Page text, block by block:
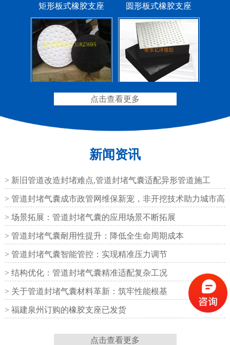
铁路盆式支座 公路盆式橡胶支座
抗震盆式支座
C40、60、80型桥梁伸
F40、60、80型桥梁伸缩
缝
E40、60、80型桥梁伸缩
缝
点击查看更多
新闻资讯
> 新旧管道改造封堵难点,管道封堵气囊适配异形管道施工
> 管道封堵气囊成市政管网维保新宠，非开挖技术助力城市高
效运
> 场景拓展：管道封堵气囊的应用场景不断拓展
> 管道封堵气囊耐用性提升：降低全生命周期成本
> 管道封堵气囊智能管控：实现精准压力调节
> 结构优化：管道封堵气囊精准适配复杂工况
> 关于管道封堵气囊材料革新：筑牢性能根基
> 福建泉州订购的橡胶支座已发货
点击查看更多